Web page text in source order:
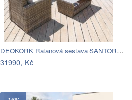
DEOKORK Ratanová sestava SANTORINI pro…
31990,-Kč